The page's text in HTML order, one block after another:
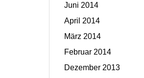
Juni 2014
April 2014
März 2014
Februar 2014
Dezember 2013